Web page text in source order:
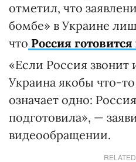
отметил, что
бомбе» в Украине
что Россия готовится
«Если Россия звонит
Украина якобы что-то
означает одно:
подготовила», —
видеообращении.